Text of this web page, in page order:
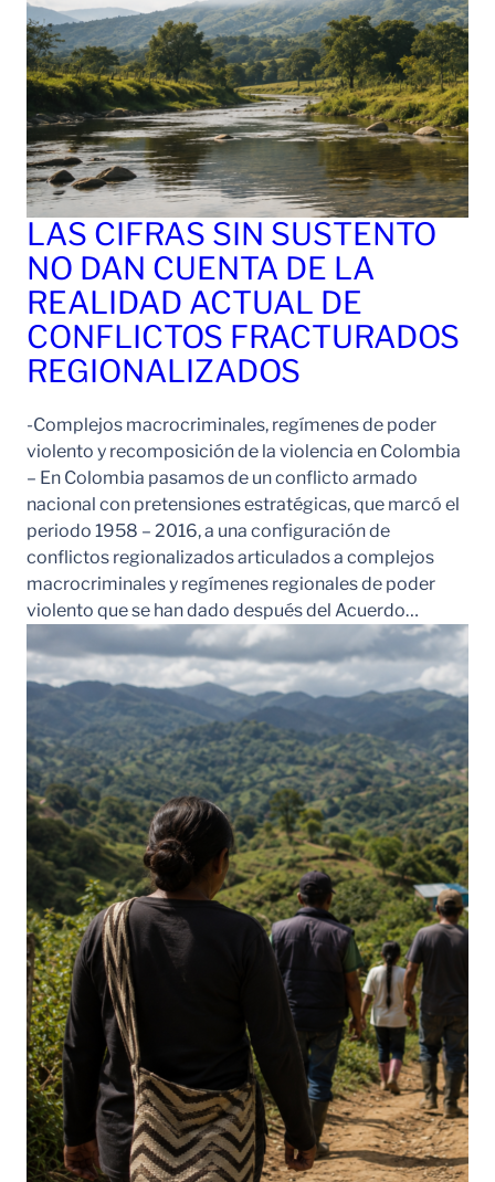
LAS CIFRAS SIN SUSTENTO
NO DAN CUENTA DE LA
REALIDAD ACTUAL DE
CONFLICTOS FRACTURADOS
REGIONALIZADOS
-Complejos macrocriminales, regímenes de poder
violento y recomposición de la violencia en Colombia
– En Colombia pasamos de un conflicto armado
nacional con pretensiones estratégicas, que marcó el
periodo 1958 – 2016, a una configuración de
conflictos regionalizados articulados a complejos
macrocriminales y regímenes regionales de poder
violento que se han dado después del Acuerdo…